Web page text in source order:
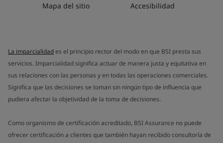
Mapa del sitio Accesibilidad
La imparcialidades el principio rector del modo en que BSI presta sus
servicios. Imparcialidad significa actuar de manera justa y equitativa en
sus relaciones con las personas y en todas las operaciones comerciales.
Significa que las decisiones se toman sin ningún tipo de influencia que
pudiera afectar la objetividad de la toma de decisiones.
Como organismo de certificación acreditado, BSI Assurance no puede
ofrecer certificación a clientes que también hayan recibido consultoría de